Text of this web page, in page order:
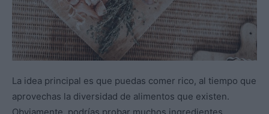
La idea principal es que puedas comer rico, al tiempo que
aprovechas la diversidad de alimentos que existen.